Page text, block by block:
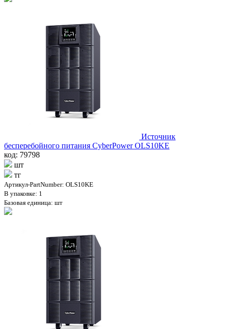
Источник
бесперебойного питания CyberPower OLS10KE
код: 79798
шт
тг
Артикул-PartNumber: OLS10KE
В упаковке: 1
Базовая единица: шт